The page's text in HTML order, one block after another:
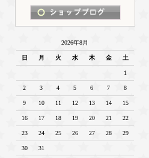
2026年8月
日 月 火 水 木 金 土
1
2 3 4 5 6 7 8
9 10 11 12 13 14 15
16 17 18 19 20 21 22
23 24 25 26 27 28 29
30 31